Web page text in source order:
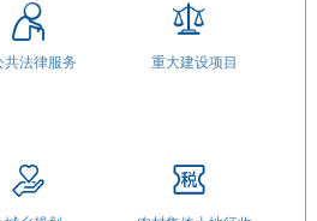
共法律服务 重大建设项目